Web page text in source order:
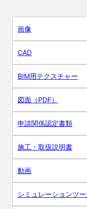
画像
CAD
BIM用テクスチャー
図面（PDF）
申請関係認定書類
施工・取扱説明書
動画
シミュレーションツ